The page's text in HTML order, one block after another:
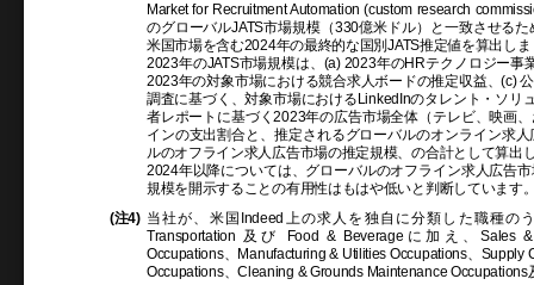
Market for Recruitment Automation (custom research
のグローバルJATS市場規模（330億米ドル）と一致させる
米国市場を含む2024年の最終的な国別JATS推定値を算出し
2023年のJATS市場規模は、(a) 2023年のHRテクノロジー
2023年の対象市場における競合求人ボードの推定収益、(c)
調査に基づく、対象市場におけるLinkedInのタレント・ソ
者レポートに基づく2023年の広告市場全体（テレビ、映画
インの支出割合と、推定されるグローバルのオンライン求
ルのオフライン求人広告市場の推定規模、の合計として算出
2024年以降については、グローバルのオフライン求人広告
規模を開示することの有用性はもはや低いと判断しています
(注4) 当社が、米国Indeed上の求人を独自に分類した職種の
Transportation 及び Food & Beverageに加え、Sales
Occupations、Manufacturing & Utilities Occupations、
Occupations、Cleaning & Grounds Maintenance